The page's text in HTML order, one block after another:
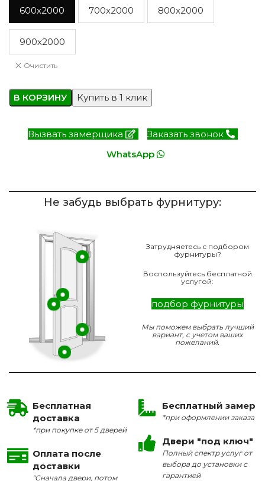
600x2000 700x2000 800x2000
900x2000
Очистить
В КОРЗИНУ Купить в 1 клик
Вызвать замерщика
Заказать звонок
WhatsApp
Не забудь выбрать фурнитуру:
Затрудняетесь с подбором
фурнитуры?
Воспользуйтесь бесплатной
услугой:
подбор фурнитуры
Мы поможем выбрать лучший
вариант, с учетом ваших
пожеланий.
Бесплатная
доставка
*при покупке от 5 дверей
Оплата после
доставки
"Сначала двери, потом
Бесплатный замер
*при оформлении заказа
Двери "под ключ"
Полный спектр услуг от
выбора до установки с
гарантией